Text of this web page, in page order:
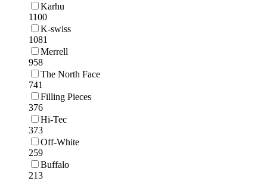
Karhu
1100
K-swiss
1081
Merrell
958
The North Face
741
Filling Pieces
376
Hi-Tec
373
Off-White
259
Buffalo
213